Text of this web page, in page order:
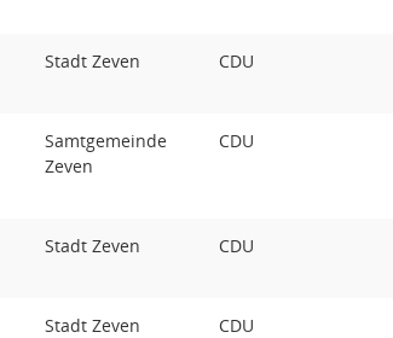
Stadt Zeven CDU
Samtgemeinde
Zeven
CDU
Stadt Zeven CDU
Stadt Zeven CDU